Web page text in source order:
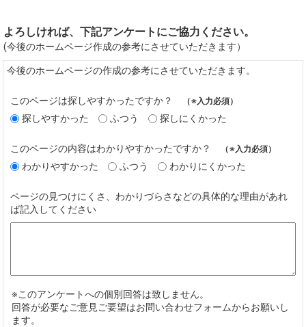
よろしければ、下記アンケートにご協力ください。
(今後のホームページ作成の参考にさせていただきます）
今後のホームページの作成の参考にさせていただきます。
このページは探しやすかったですか？ （※入力必須）
探しやすかった ふつう 探しにくかった
このページの内容はわかりやすかったですか？ （※入力必須）
わかりやすかった ふつう わかりにくかった
ページの見つけにくさ、わかりづらさなどの具体的な理由があれ
ば記入してください
※このアンケートへの個別回答は致しません。
回答が必要なご意見ご要望はお問い合わせフォームからお願いし
ます。